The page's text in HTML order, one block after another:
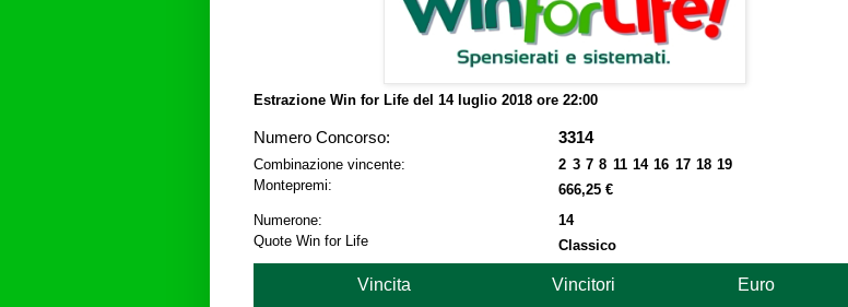
Estrazione Win for Life del 14 luglio 2018 ore 22:00
Numero Concorso: 3314
Combinazione vincente:
2 3 7 8 11 14 16 17 18 19
Montepremi:
666,25 €
Numerone:
14
Quote Win for Life
Classico
Vincita Vincitori Euro